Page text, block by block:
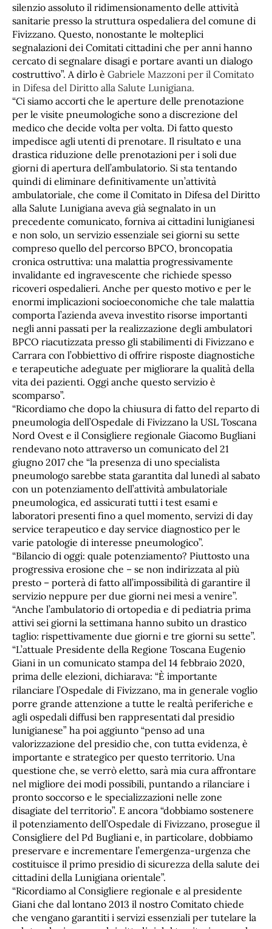
silenzio assoluto il ridimensionamento delle attività
sanitarie presso la struttura ospedaliera del comune di
Fivizzano. Questo, nonostante le molteplici
segnalazioni dei Comitati cittadini che per anni hanno
cercato di segnalare disagi e portare avanti un dialogo
costruttivo”. A dirlo è Gabriele Mazzoni per il Comitato
in Difesa del Diritto alla Salute Lunigiana.
“Ci siamo accorti che le aperture delle prenotazione
per le visite pneumologiche sono a discrezione del
medico che decide volta per volta. Di fatto questo
impedisce agli utenti di prenotare. Il risultato e una
drastica riduzione delle prenotazioni per i soli due
giorni di apertura dell’ambulatorio. Si sta tentando
quindi di eliminare definitivamente un’attività
ambulatoriale, che come il Comitato in Difesa del Diritto
alla Salute Lunigiana aveva già segnalato in un
precedente comunicato, forniva ai cittadini lunigianesi
e non solo, un servizio essenziale sei giorni su sette
compreso quello del percorso BPCO, broncopatia
cronica ostruttiva: una malattia progressivamente
invalidante ed ingravescente che richiede spesso
ricoveri ospedalieri. Anche per questo motivo e per le
enormi implicazioni socioeconomiche che tale malattia
comporta l’azienda aveva investito risorse importanti
negli anni passati per la realizzazione degli ambulatori
BPCO riacutizzata presso gli stabilimenti di Fivizzano e
Carrara con l’obbiettivo di offrire risposte diagnostiche
e terapeutiche adeguate per migliorare la qualità della
vita dei pazienti. Oggi anche questo servizio è
scomparso”.
“Ricordiamo che dopo la chiusura di fatto del reparto di
pneumologia dell’Ospedale di Fivizzano la USL Toscana
Nord Ovest e il Consigliere regionale Giacomo Bugliani
rendevano noto attraverso un comunicato del 21
giugno 2017 che “la presenza di uno specialista
pneumologo sarebbe stata garantita dal lunedì al sabato
con un potenziamento dell’attività ambulatoriale
pneumologica, ed assicurati tutti i test esami e
laboratori presenti fino a quel momento, servizi di day
service terapeutico e day service diagnostico per le
varie patologie di interesse pneumologico”.
“Bilancio di oggi: quale potenziamento? Piuttosto una
progressiva erosione che – se non indirizzata al più
presto – porterà di fatto all’impossibilità di garantire il
servizio neppure per due giorni nei mesi a venire”.
“Anche l’ambulatorio di ortopedia e di pediatria prima
attivi sei giorni la settimana hanno subito un drastico
taglio: rispettivamente due giorni e tre giorni su sette”.
“L’attuale Presidente della Regione Toscana Eugenio
Giani in un comunicato stampa del 14 febbraio 2020,
prima delle elezioni, dichiarava: “È importante
rilanciare l’Ospedale di Fivizzano, ma in generale voglio
porre grande attenzione a tutte le realtà periferiche e
agli ospedali diffusi ben rappresentati dal presidio
lunigianese” ha poi aggiunto “penso ad una
valorizzazione del presidio che, con tutta evidenza, è
importante e strategico per questo territorio. Una
questione che, se verrò eletto, sarà mia cura affrontare
nel migliore dei modi possibili, puntando a rilanciare i
pronto soccorso e le specializzazioni nelle zone
disagiate del territorio”. E ancora “dobbiamo sostenere
il potenziamento dell’Ospedale di Fivizzano, prosegue il
Consigliere del Pd Bugliani e, in particolare, dobbiamo
preservare e incrementare l’emergenza-urgenza che
costituisce il primo presidio di sicurezza della salute dei
cittadini della Lunigiana orientale”.
“Ricordiamo al Consigliere regionale e al presidente
Giani che dal lontano 2013 il nostro Comitato chiede
che vengano garantiti i servizi essenziali per tutelare la